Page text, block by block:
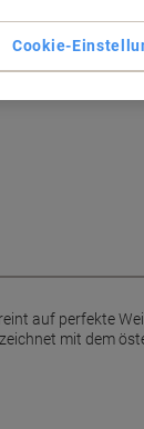
ist es
auf perfekte
mit dem
Cookie-